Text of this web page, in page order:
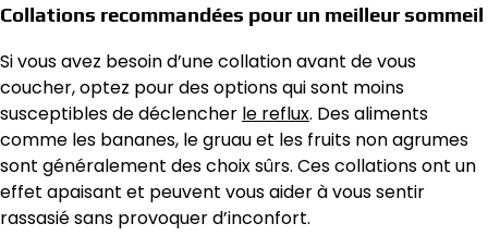
Collations recommandées pour un meilleur sommeil
Si vous avez besoin d’une collation avant de vous
coucher, optez pour des options qui sont moins
susceptibles de déclencher le reflux. Des aliments
comme les bananes, le gruau et les fruits non agrumes
sont généralement des choix sûrs. Ces collations ont un
effet apaisant et peuvent vous aider à vous sentir
rassasié sans provoquer d’inconfort.